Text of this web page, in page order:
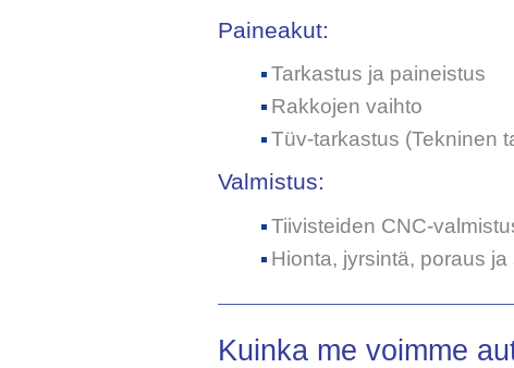
Paineakut:
Tarkastus ja paineistus
Rakkojen vaihto
Tüv-tarkastus (Tekninen
Valmistus:
Tiivisteiden CNC-
Hionta, jyrsintä, poraus ja
Kuinka me voimme